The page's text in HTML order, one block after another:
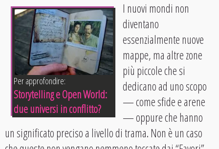
Per approfondire:
Storytelling e Open World:
due universi in conflitto?
I nuovi mondi non
diventano
essenzialmente nuove
mappe, ma altre zone
più piccole che si
dedicano ad uno scopo
— come sfide e arene
— oppure che hanno
un significato preciso a livello di trama. Non è un caso